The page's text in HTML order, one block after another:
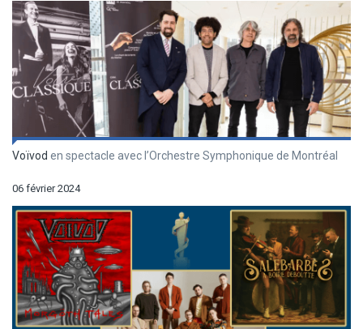
Voïvod en spectacle avec l’Orchestre Symphonique de Montréal
06 février 2024